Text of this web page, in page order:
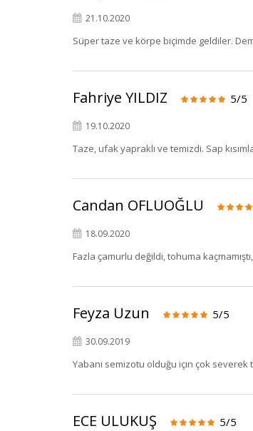
21.10.2020
Süper taze ve körpe biçimde geldiler.
Fahriye YILDIZ 5/5
19.10.2020
Taze, ufak yapraklı ve temizdi. Sap
Candan OFLUOĞLU
18.09.2020
Fazla çamurlu değildi, tohuma
Feyza Uzun 5/5
30.09.2019
Yabani semizotu olduğu için çok severek
ECE ULUKUŞ 5/5